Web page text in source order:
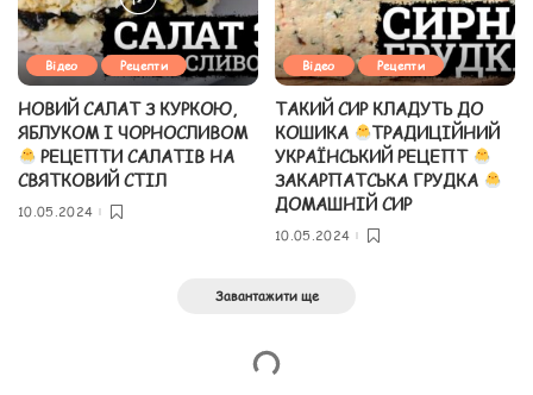
Відео Рецепти
НОВИЙ САЛАТ З КУРКОЮ,
ЯБЛУКОМ І ЧОРНОСЛИВОМ
РЕЦЕПТИ САЛАТІВ НА
СВЯТКОВИЙ СТІЛ
10.05.2024
Відео Рецепти
ТАКИЙ СИР КЛАДУТЬ ДО
КОШИКА
ТРАДИЦІЙНИЙ
УКРАЇНСЬКИЙ РЕЦЕПТ
ЗАКАРПАТСЬКА ГРУДКА
ДОМАШНІЙ СИР
10.05.2024
Завантажити ще